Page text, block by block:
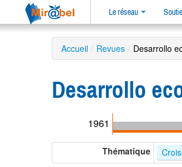
Le réseau
Accueil / Revues / Desarrollo
Desarrollo
1961
Thématique